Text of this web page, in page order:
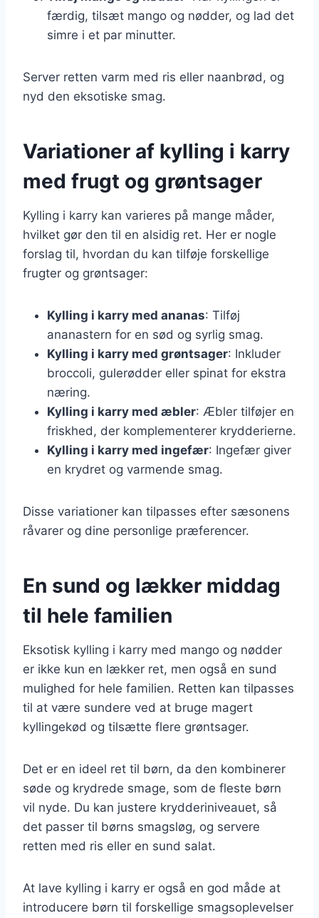
færdig, tilsæt mango og nødder, og lad det
simre i et par minutter.
Server retten varm med ris eller naanbrød, og
nyd den eksotiske smag.
Variationer af kylling i karry
med frugt og grøntsager
Kylling i karry kan varieres på mange måder,
hvilket gør den til en alsidig ret. Her er nogle
forslag til, hvordan du kan tilføje forskellige
frugter og grøntsager:
Kylling i karry med ananas: Tilføj
ananastern for en sød og syrlig smag.
Kylling i karry med grøntsager: Inkluder
broccoli, gulerødder eller spinat for ekstra
næring.
Kylling i karry med æbler: Æbler tilføjer en
friskhed, der komplementerer krydderierne.
Kylling i karry med ingefær: Ingefær giver
en krydret og varmende smag.
Disse variationer kan tilpasses efter sæsonens
råvarer og dine personlige præferencer.
En sund og lækker middag
til hele familien
Eksotisk kylling i karry med mango og nødder
er ikke kun en lækker ret, men også en sund
mulighed for hele familien. Retten kan tilpasses
til at være sundere ved at bruge magert
kyllingekød og tilsætte flere grøntsager.
Det er en ideel ret til børn, da den kombinerer
søde og krydrede smage, som de fleste børn
vil nyde. Du kan justere krydderiniveauet, så
det passer til børns smagsløg, og servere
retten med ris eller en sund salat.
At lave kylling i karry er også en god måde at
introducere børn til forskellige smagsoplevelser